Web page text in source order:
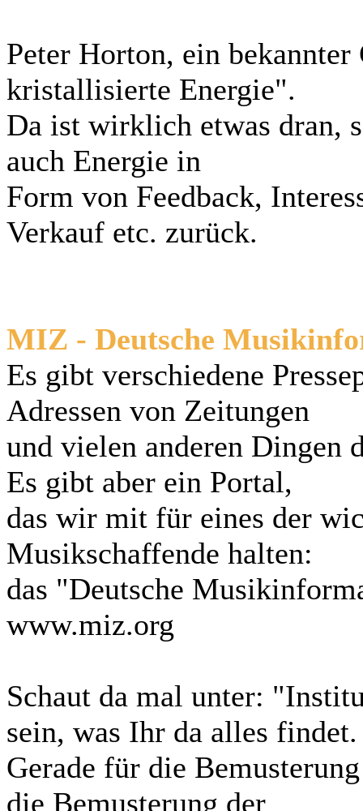
Peter Horton, ein
kristallisierte Energie".
Da ist wirklich etwas dran,
auch Energie in
Form von Feedback,
Verkauf etc. zurück.
MIZ - Deutsche
Es gibt verschiedene
Adressen von Zeitungen
und vielen anderen Dingen
Es gibt aber ein Portal,
das wir mit für eines der
Musikschaffende halten:
das "Deutsche
www.miz.org
Schaut da mal unter:
sein, was Ihr da alles findet.
Gerade für die
die Bemusterung der